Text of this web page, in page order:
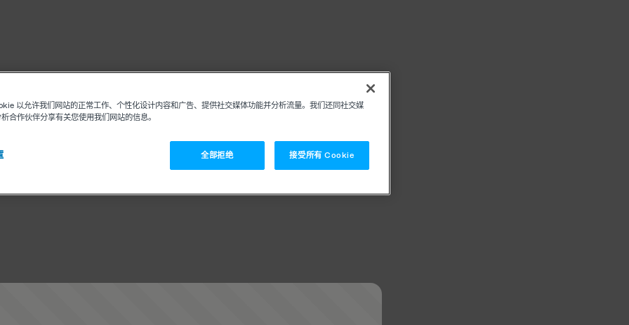
以允许我们网站的正常工作、个性化设计内容和广告、提供社交媒体功能并分析流量。我们还同社交媒
合作伙伴分享有关您使用我们网站的信息。
全部拒绝 接受所有 Cookie